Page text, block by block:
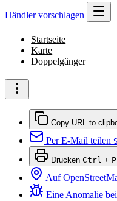
Händler vorschlagen
Startseite
Karte
Doppelgänger
Copy URL to
Per E-Mail teilen S
Drucken Ctrl + P
Auf
Eine Anomalie